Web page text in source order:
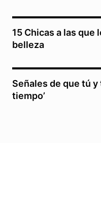
15 Chicas a las que
belleza
Señales de que tú y
tiempo’